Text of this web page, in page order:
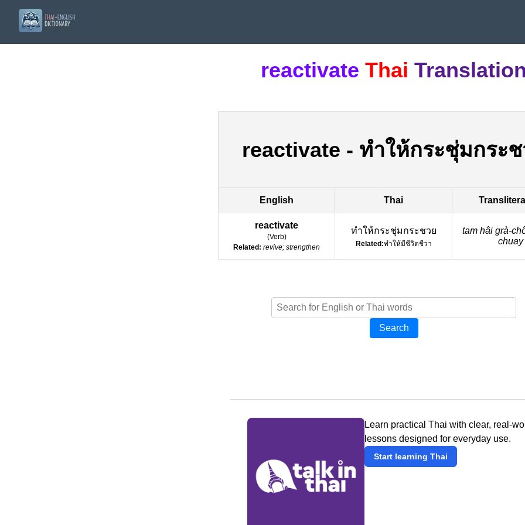
reactivate Thai
reactivate - ทำให้กระชุ่มกระ
English Thai
reactivate
(Verb)
Related: revive; strengthen
ทำให้กระชุ่มกระชวย
Related:ทำให้มีชีวิตชีวา
tam hâi grà-
chuay
Search
Learn practical Thai with clear, real-
lessons designed for everyday use.
Start learning Thai